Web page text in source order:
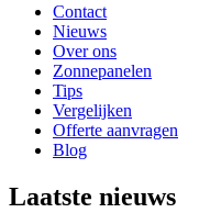
Contact
Nieuws
Over ons
Zonnepanelen
Tips
Vergelijken
Offerte aanvragen
Blog
Laatste nieuws